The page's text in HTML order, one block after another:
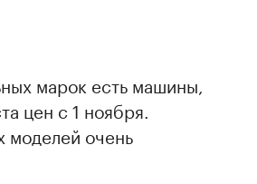
марок есть машины,
цен с 1 ноября.
моделей очень